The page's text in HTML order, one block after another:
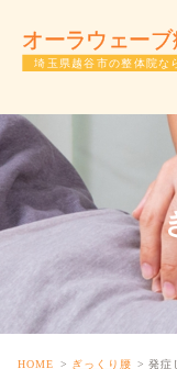
HOME ぎっくり腰 発症